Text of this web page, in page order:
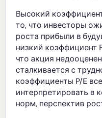
Высокий
то, что инвесторы
роста прибыли в
низкий коэффициент
что акция
сталкивается с
коэффициенты P/E
интерпретировать в
норм, перспектив